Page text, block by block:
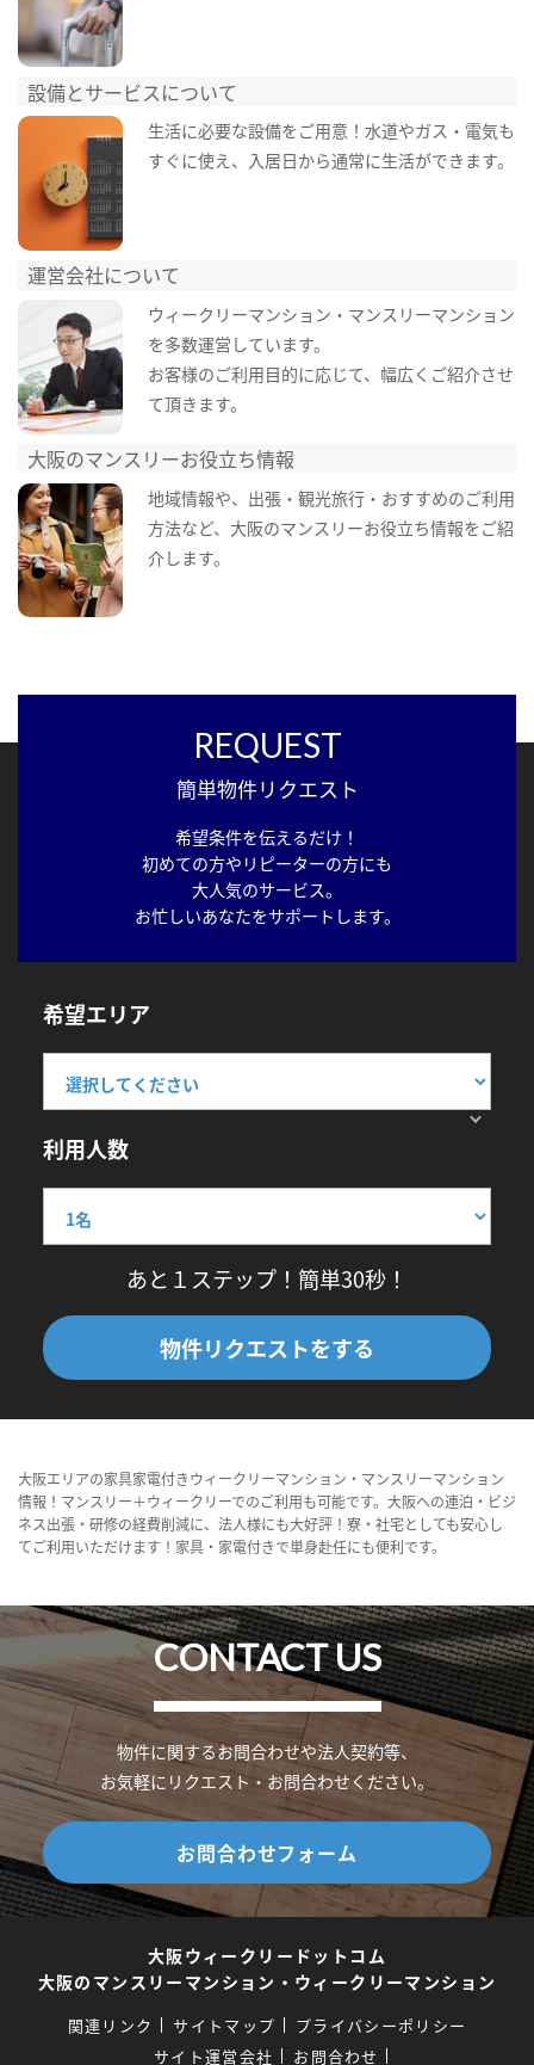
設備とサービスについて
生活に必要な設備をご用意！水道やガス・電気も
すぐに使え、入居日から通常に生活ができます。
運営会社について
ウィークリーマンション・マンスリーマンション
を多数運営しています。
お客様のご利用目的に応じて、幅広くご紹介させ
て頂きます。
大阪のマンスリーお役立ち情報
地域情報や、出張・観光旅行・おすすめのご利用
方法など、大阪のマンスリーお役立ち情報をご紹
介します。
REQUEST
簡単物件リクエスト
希望条件を伝えるだけ！
初めての方やリピーターの方にも
大人気のサービス。
お忙しいあなたをサポートします。
希望エリア
利用人数
あと１ステップ！簡単30秒！
物件リクエストをする
大阪エリアの家具家電付きウィークリーマンション・マンスリーマンション
情報！マンスリー＋ウィークリーでのご利用も可能です。大阪への連泊・ビジ
ネス出張・研修の経費削減に、法人様にも大好評！寮・社宅としても安心し
てご利用いただけます！家具・家電付きで単身赴任にも便利です。
CONTACT US
物件に関するお問合わせや法人契約等、
お気軽にリクエスト・お問合わせください。
お問合わせフォーム
大阪ウィークリードットコム
大阪のマンスリーマンション・ウィークリーマンション
関連リンク サイトマップ
プライバシーポリシー
サイト運営会社
お問合わせ